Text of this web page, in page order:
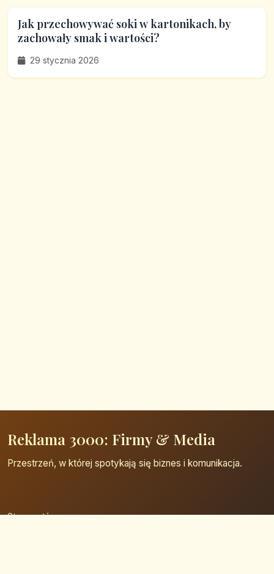
Jak przechowywać soki w kartonikach, by
zachowały smak i wartości?
29 stycznia 2026
Reklama 3000: Firmy & Media
Przestrzeń, w której spotykają się biznes i komunikacja.
Strona główna